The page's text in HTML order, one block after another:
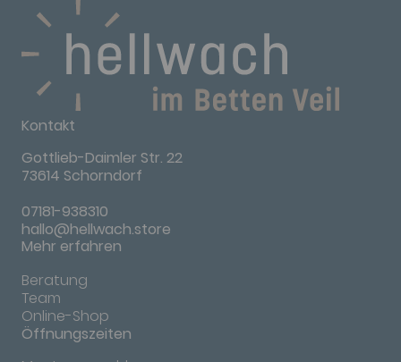
Kontakt
Gottlieb-Daimler Str. 22
73614 Schorndorf
07181-938310
hallo@hellwach.store
Mehr erfahren
Beratung
Team
Online-Shop
Öffnungszeiten